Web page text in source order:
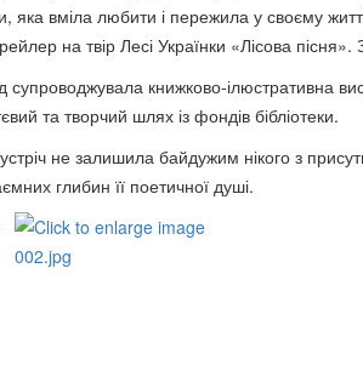
яка вміла любити і пережила у своєму
на твір Лесі Українки «Лісова
супроводжувала книжково-ілюстративна
та творчий шлях із фондів бібліотеки.
не залишила байдужим нікого з
глибин її поетичної душі.